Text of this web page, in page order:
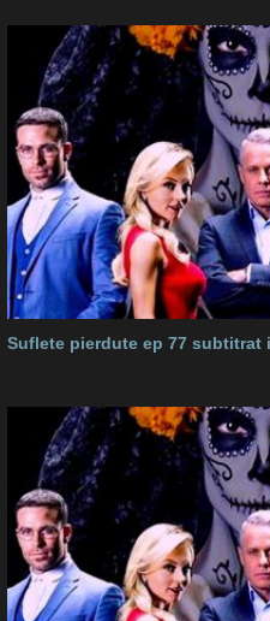
Suflete pierdute ep 77 subtitrat